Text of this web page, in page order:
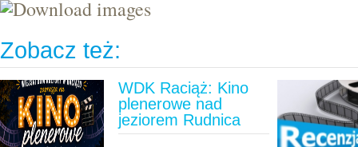
Zobacz też:
WDK Raciąż: Kino
plenerowe nad
jeziorem Rudnica